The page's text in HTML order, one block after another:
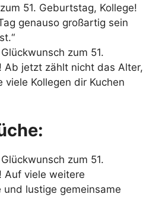
51. Geburtstag, Kollege!
genauso großartig sein
zum 51.
Ab jetzt zählt nicht das Alter,
viele Kollegen dir Kuchen
zum 51.
Auf viele weitere
und lustige gemeinsame